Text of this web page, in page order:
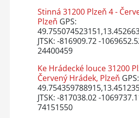
Stinná 31200 Plzeň 4 -
Plzeň GPS:
JTSK: -816909.72 -
24400459
Ke Hrádecké louce 31200
Červený Hrádek, Plzeň GPS:
JTSK: -817038.02 -
74151550